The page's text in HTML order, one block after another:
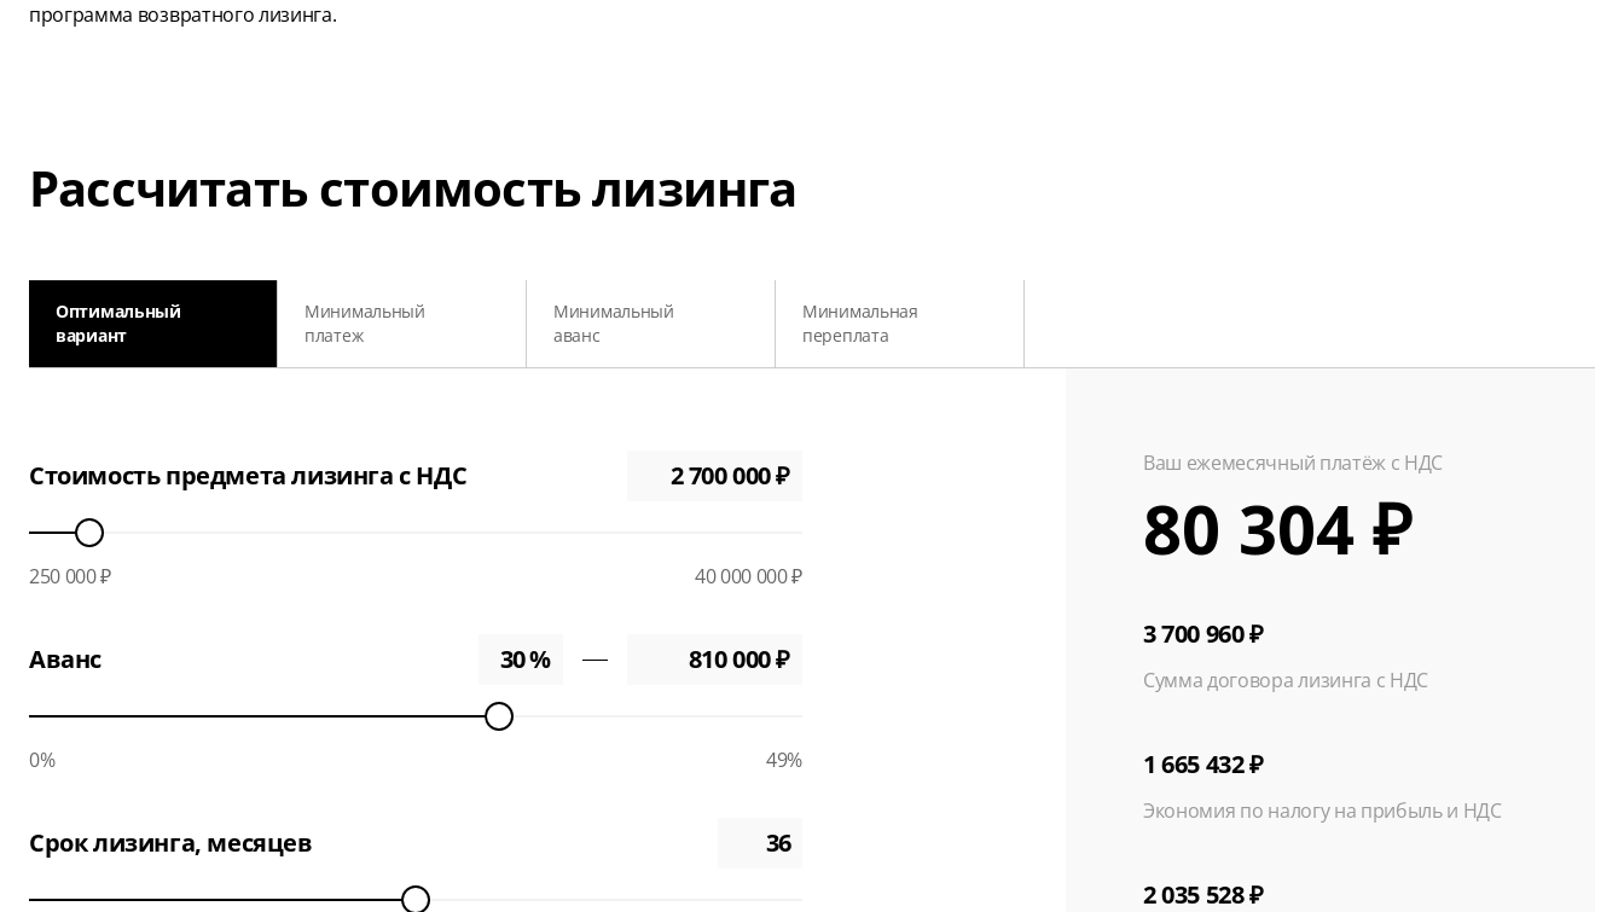
программа возвратного лизинга.
Рассчитать стоимость лизинга
Оптимальный
вариант
Минимальный
платеж
Минимальный
аванс
Минимальная
переплата
Стоимость предмета лизинга с НДС
250 000 ₽ 40 000 000 ₽
Аванс
0% 49%
Срок лизинга, месяцев
Ваш ежемесячный платёж с НДС
80 304 ₽
3 700 960 ₽
Сумма договора лизинга с НДС
1 665 432 ₽
Экономия по налогу на прибыль и НДС
2 035 528 ₽